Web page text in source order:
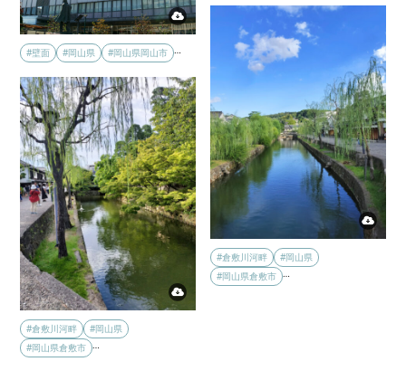
#壁面 #岡山県 #岡山県岡山市 …
#倉敷川河畔
#岡山県
#岡山県倉敷市
#倉敷川河畔
#岡山県
#岡山県倉敷市 …